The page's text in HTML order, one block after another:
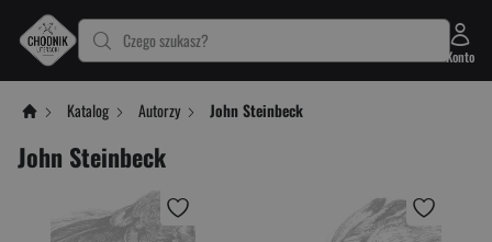
Czego szukasz?
Konto
Katalog Autorzy John Steinbeck
John Steinbeck